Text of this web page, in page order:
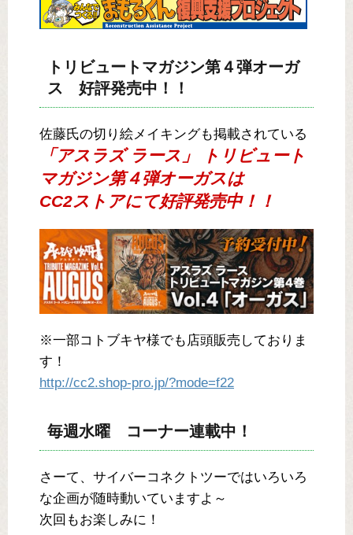
トリビュートマガジン第４弾オーガ
ス 好評発売中！！
佐藤氏の切り絵メイキングも掲載されている
「アスラズ ラース」 トリビュート
マガジン第４弾オーガスは
CC2ストアにて好評発売中！！
※一部コトブキヤ様でも店頭販売しておりま
す！
http://cc2.shop-pro.jp/?mode=f22
毎週水曜 コーナー連載中！
さーて、サイバーコネクトツーではいろいろ
な企画が随時動いていますよ～
次回もお楽しみに！